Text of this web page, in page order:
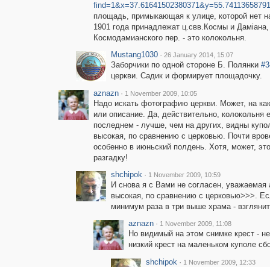
площадь, примыкающая к улице, которой нет
1901 года принадлежат ц.свв.Космы и
Космодамианского пер. - это колокольня.
Mustang1030 · 26 January 2014, 15:07
Заборчики по одной стороне Б. Полянки
церкви. Садик и формирует площадочку.
aznazn · 1 November 2009, 10:05
Надо искать фотографию церкви. Может, на
или описание. Да, действительно,
последнем - лучше, чем на других, видны
высокая, по сравнению с церковью. Почти
особенно в июньский полдень. Хотя, может,
разгадку!
shchipok · 1 November 2009, 10:59
И снова я с Вами не согласен, уважаемая
высокая, по сравнению с церковью>>>.
минимум раза в три выше храма -
aznazn · 1 November 2009, 11:08
Но видимый на этом снимке крест -
низкий крест на маленьком куполе
shchipok · 1 November 2009, 12:33